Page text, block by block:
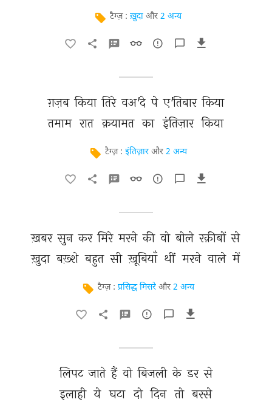
टैग्ज़ : ख़ुदा और 2 अन्य
ग़ज़ब किया तिरे वअ'दे पे ए'तिबार किया
तमाम रात क़यामत का इंतिज़ार किया
टैग्ज़ : इंतिज़ार और 2 अन्य
ख़बर सुन कर मिरे मरने की वो बोले रक़ीबों से
ख़ुदा बख़्शे बहुत सी ख़ूबियाँ थीं मरने वाले में
टैग्ज़ : प्रसिद्ध मिसरे और 2 अन्य
लिपट जाते हैं वो बिजली के डर से
इलाही ये घटा दो दिन तो बरसे